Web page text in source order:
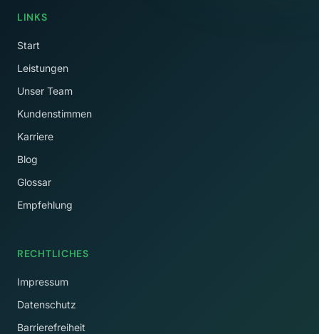
LINKS
Start
Leistungen
Unser Team
Kundenstimmen
Karriere
Blog
Glossar
Empfehlung
RECHTLICHES
Impressum
Datenschutz
Barrierefreiheit